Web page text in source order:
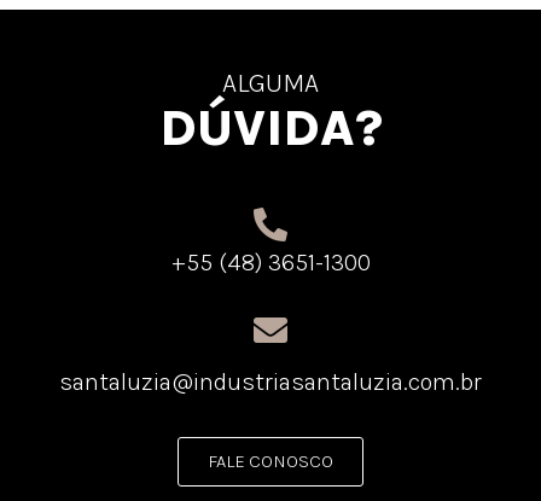
ALGUMA
DÚVIDA?
+55 (48) 3651-1300
santaluzia@industriasantaluzia.com.br
FALE CONOSCO